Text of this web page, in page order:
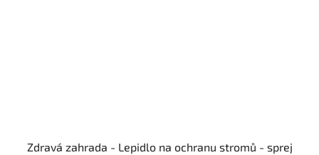
Zdravá zahrada - Lepidlo na ochranu stromů - sprej